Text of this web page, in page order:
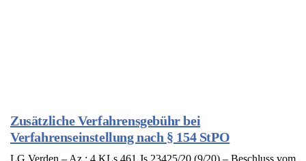
Zusätzliche Verfahrensgebühr bei
Verfahrenseinstellung nach § 154 StPO
LG Verden – Az.: 4 KLs 461 Js 23425/20 (9/20) – Beschluss vom